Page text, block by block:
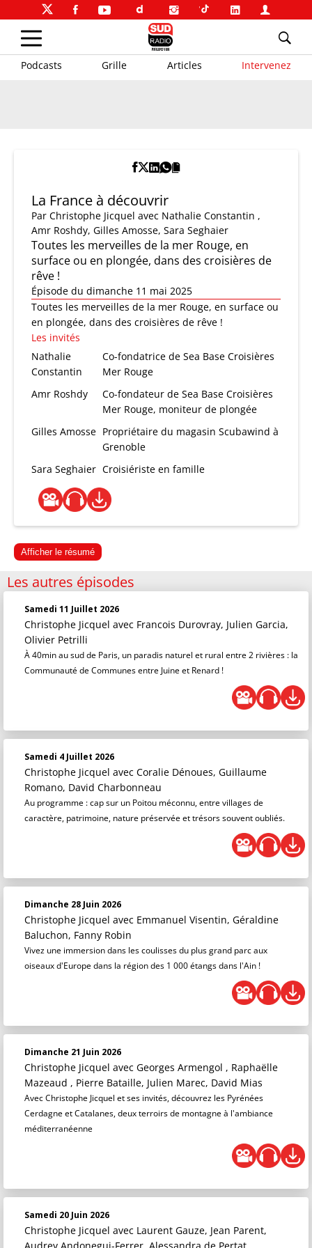
Podcasts Grille Articles Intervenez
La France à découvrir
Par Christophe Jicquel avec Nathalie Constantin ,
Amr Roshdy, Gilles Amosse, Sara Seghaier
Toutes les merveilles de la mer Rouge, en
surface ou en plongée, dans des croisières de
rêve !
Épisode du dimanche 11 mai 2025
Toutes les merveilles de la mer Rouge, en surface ou
en plongée, dans des croisières de rêve !
Les invités
Nathalie
Constantin
Co-fondatrice de Sea Base Croisières
Mer Rouge
Amr Roshdy
Co-fondateur de Sea Base Croisières
Mer Rouge, moniteur de plongée
Gilles Amosse Propriétaire du magasin Scubawind à
Grenoble
Sara Seghaier Croisiériste en famille
Afficher le résumé
Les autres épisodes
Samedi 11 Juillet 2026
Christophe Jicquel avec Francois Durovray, Julien Garcia,
Olivier Petrilli
À 40min au sud de Paris, un paradis naturel et rural entre 2 rivières : la
Communauté de Communes entre Juine et Renard !
Samedi 4 Juillet 2026
Christophe Jicquel avec Coralie Dénoues, Guillaume
Romano, David Charbonneau
Au programme : cap sur un Poitou méconnu, entre villages de
caractère, patrimoine, nature préservée et trésors souvent oubliés.
Dimanche 28 Juin 2026
Christophe Jicquel avec Emmanuel Visentin, Géraldine
Baluchon, Fanny Robin
Vivez une immersion dans les coulisses du plus grand parc aux
oiseaux d'Europe dans la région des 1 000 étangs dans l'Ain !
Dimanche 21 Juin 2026
Christophe Jicquel avec Georges Armengol , Raphaëlle
Mazeaud , Pierre Bataille, Julien Marec, David Mias
Avec Christophe Jicquel et ses invités, découvrez les Pyrénées
Cerdagne et Catalanes, deux terroirs de montagne à l'ambiance
méditerranéenne
Samedi 20 Juin 2026
Christophe Jicquel avec Laurent Gauze, Jean Parent,